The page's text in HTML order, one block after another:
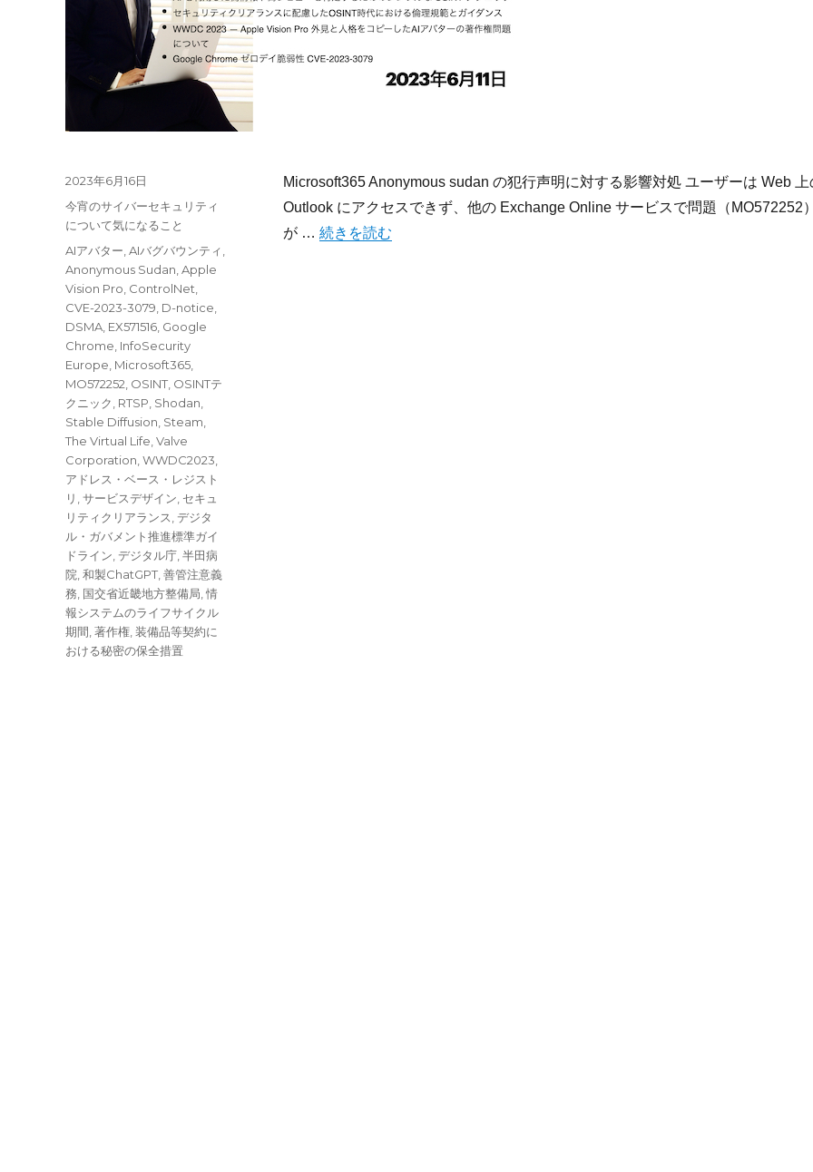
Microsoft365 Anonymous sudan の犯行声明に対する影響対処 ユーザーは Web 上
Outlook にアクセスできず、他の Exchange Online サービスで問題（MO572252）
が … “今宵のサイバーセキュリティについて気になること：Microsoft365
続きを読む
投
稿
2023年6月16日
カ
テ
ー
今宵のサイバーセキュリティ
について気になること
タ
グ
AIアバター AIバグバウンティ
Anonymous Sudan Apple
Vision Pro ControlNet
CVE-2023-3079 D-notice
DSMA EX571516 Google
Chrome InfoSecurity
Europe Microsoft365
MO572252 OSINT OSINTテ
クニック RTSP Shodan
Stable Diffusion Steam
The Virtual Life Valve
Corporation WWDC2023
アドレス・ベース・レジスト
リ サービスデザイン セキュ
リティクリアランス デジタ
ル・ガバメント推進標準ガイ
ドライン デジタル庁 半田病
院 和製ChatGPT 善管注意義
務 国交省近畿地方整備局 情
報システムのライフサイクル
期間 著作権 装備品等契約に
おける秘密の保全措置